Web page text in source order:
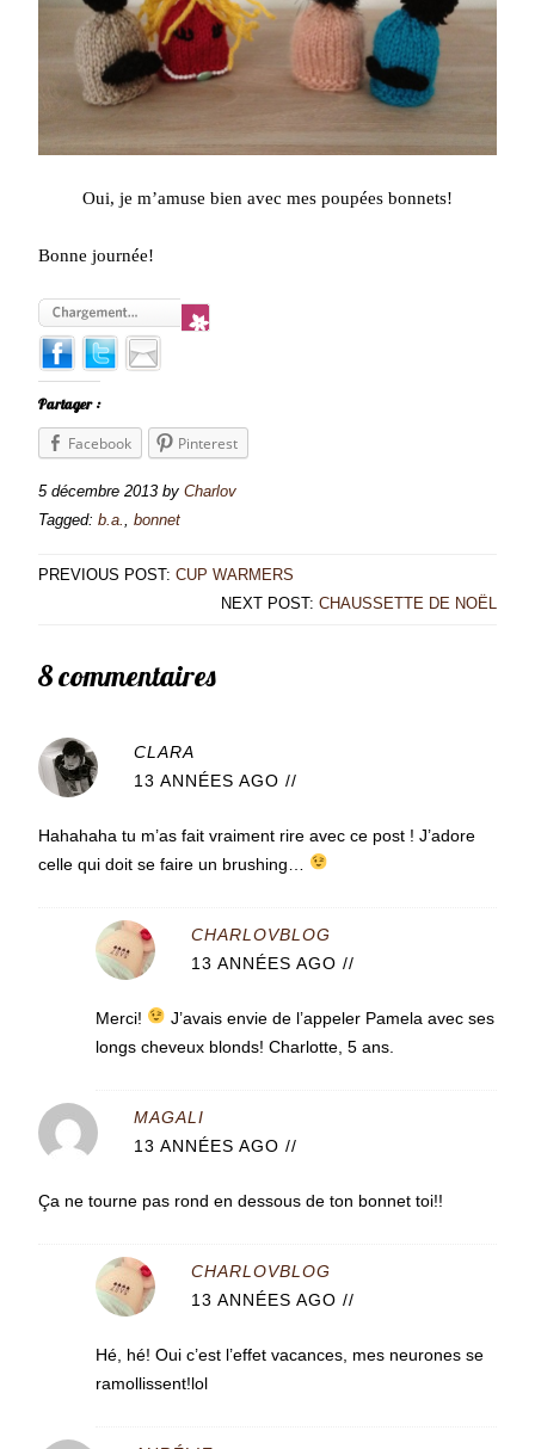
Oui, je m’amuse bien avec mes poupées bonnets!
Bonne journée!
Partager :
Facebook Pinterest
5 décembre 2013 by Charlov
Tagged: b.a., bonnet
PREVIOUS POST: CUP WARMERS
NEXT POST: CHAUSSETTE DE NOËL
8 commentaires
CLARA
13 ANNÉES AGO //
Hahahaha tu m’as fait vraiment rire avec ce post ! J’adore
celle qui doit se faire un brushing…
CHARLOVBLOG
13 ANNÉES AGO //
Merci!
J’avais envie de l’appeler Pamela avec ses
longs cheveux blonds! Charlotte, 5 ans.
MAGALI
13 ANNÉES AGO //
Ça ne tourne pas rond en dessous de ton bonnet toi!!
CHARLOVBLOG
13 ANNÉES AGO //
Hé, hé! Oui c’est l’effet vacances, mes neurones se
ramollissent!lol